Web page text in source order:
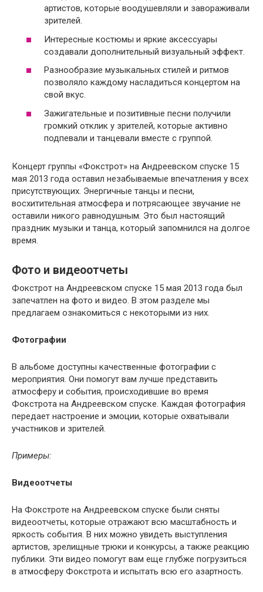
артистов, которые воодушевляли и завораживали
зрителей.
Интересные костюмы и яркие аксессуары
создавали дополнительный визуальный эффект.
Разнообразие музыкальных стилей и ритмов
позволяло каждому насладиться концертом на
свой вкус.
Зажигательные и позитивные песни получили
громкий отклик у зрителей, которые активно
подпевали и танцевали вместе с группой.
Концерт группы «Фокстрот» на Андреевском спуске 15
мая 2013 года оставил незабываемые впечатления у всех
присутствующих. Энергичные танцы и песни,
восхитительная атмосфера и потрясающее звучание не
оставили никого равнодушным. Это был настоящий
праздник музыки и танца, который запомнился на долгое
время.
Фото и видеоотчеты
Фокстрот на Андреевском спуске 15 мая 2013 года был
запечатлен на фото и видео. В этом разделе мы
предлагаем ознакомиться с некоторыми из них.
Фотографии
В альбоме доступны качественные фотографии с
мероприятия. Они помогут вам лучше представить
атмосферу и события, происходившие во время
Фокстрота на Андреевском спуске. Каждая фотография
передает настроение и эмоции, которые охватывали
участников и зрителей.
Примеры:
Видеоотчеты
На Фокстроте на Андреевском спуске были сняты
видеоотчеты, которые отражают всю масштабность и
яркость события. В них можно увидеть выступления
артистов, зрелищные трюки и конкурсы, а также реакцию
публики. Эти видео помогут вам еще глубже погрузиться
в атмосферу Фокстрота и испытать всю его азартность.